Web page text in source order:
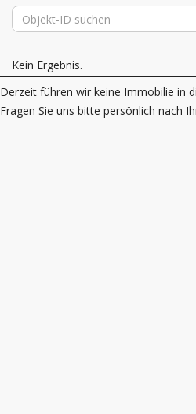
Kein Ergebnis.
Derzeit führen wir keine Immobilie in
Fragen Sie uns bitte persönlich nach